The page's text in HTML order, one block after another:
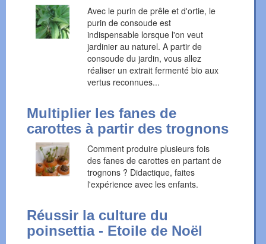
Avec le purin de prêle et d'ortie, le
purin de consoude est
indispensable lorsque l'on veut
jardinier au naturel. A partir de
consoude du jardin, vous allez
réaliser un extrait fermenté bio aux
vertus reconnues...
Multiplier les fanes de
carottes à partir des trognons
Comment produire plusieurs fois
des fanes de carottes en partant de
trognons ? Didactique, faites
l'expérience avec les enfants.
Réussir la culture du
poinsettia - Etoile de Noël